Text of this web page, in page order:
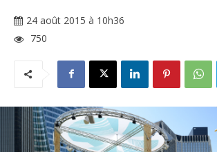
24 août 2015 à 10h36
750